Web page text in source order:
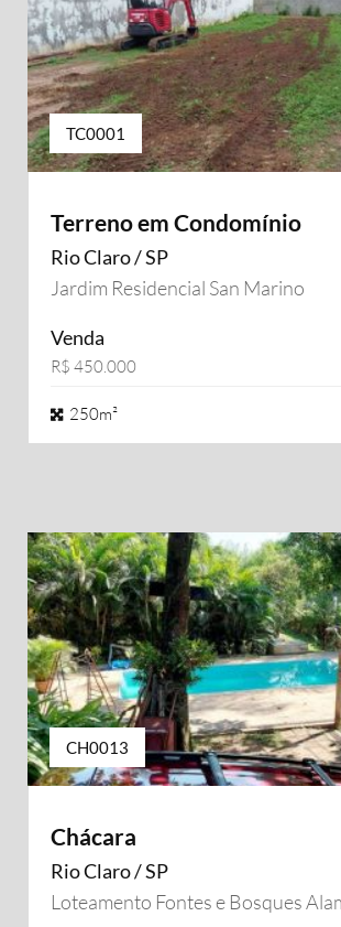
TC0001
Terreno em Condomínio
Rio Claro / SP
Jardim Residencial San Marino
Venda
R$ 450.000
250m²
CH0013
Chácara
Rio Claro / SP
Loteamento Fontes e Bosques